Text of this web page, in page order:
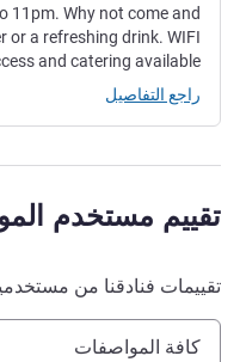
11pm. Why not come and
or a refreshing drink. WIFI
and catering available.
راجع التفاصيل
تقييم مستخدم
تقييمات فنادقنا من
كافة المواصفات